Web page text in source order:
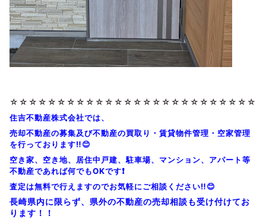
☆☆☆☆☆☆☆☆ ☆☆☆☆☆☆☆☆ ☆☆☆☆☆☆☆☆
住吉不動産株式会社では、
売却不動産の募集及び不動産の買取り・賃貸物件管理・空家管理
を行っております‼️😊
空き家、空き地、居住中戸建、駐車場、マンション、アパート等
不動産であれば何でもOKです❗
査定は無料で行えますのでお気軽にご相談ください‼️😊
長崎県内に限らず、県外の不動産の売却相談も受け付けてお
ります！！